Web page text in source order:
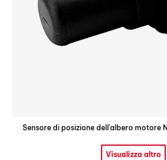
Sensore di posizione dell'albero motore
Visualizza altro